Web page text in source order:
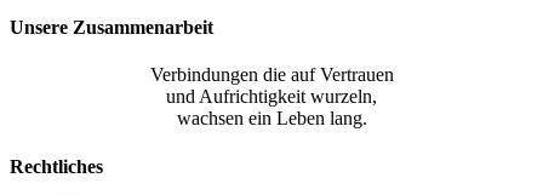
Unsere Zusammenarbeit
Verbindungen die auf Vertrauen
und Aufrichtigkeit wurzeln,
wachsen ein Leben lang.
Rechtliches